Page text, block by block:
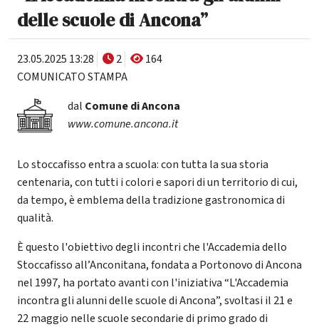
delle scuole di Ancona”
23.05.2025 13:28 2
164
COMUNICATO STAMPA
dal Comune di Ancona
www.comune.ancona.it
Lo stoccafisso entra a scuola: con tutta la sua storia
centenaria, con tutti i colori e sapori di un territorio di cui,
da tempo, è emblema della tradizione gastronomica di
qualità.
È questo l'obiettivo degli incontri che l'Accademia dello
Stoccafisso all’Anconitana, fondata a Portonovo di Ancona
nel 1997, ha portato avanti con l'iniziativa “L'Accademia
incontra gli alunni delle scuole di Ancona”, svoltasi il 21 e
22 maggio nelle scuole secondarie di primo grado di